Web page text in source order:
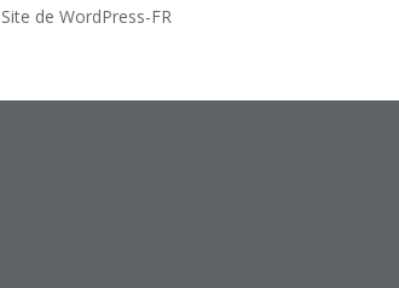
Site de WordPress-FR